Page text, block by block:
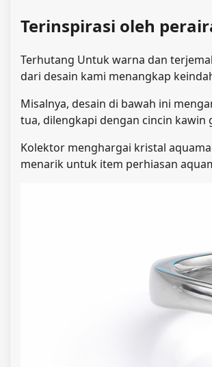
Terinspirasi oleh
Terhutang Untuk warna dan
dari desain kami menangkap
Misalnya, desain di bawah ini
tua, dilengkapi dengan cincin
Kolektor menghargai kristal
menarik untuk item perhiasan